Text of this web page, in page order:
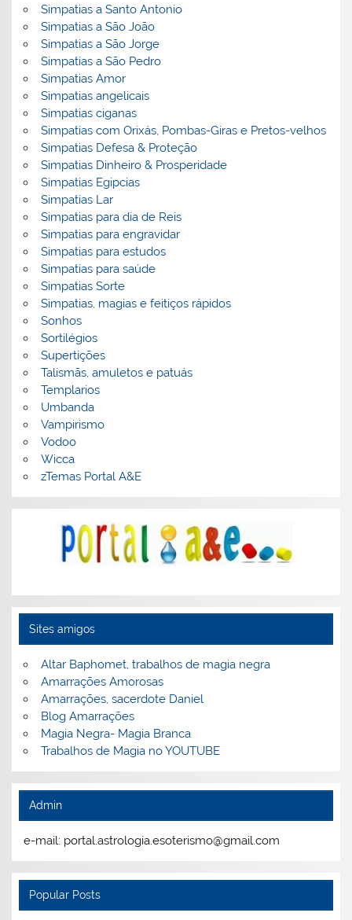
Simpatias a Santo Antonio
Simpatias a São João
Simpatias a São Jorge
Simpatias a São Pedro
Simpatias Amor
Simpatias angelicais
Simpatias ciganas
Simpatias com Orixás, Pombas-Giras e Pretos-velhos
Simpatias Defesa & Proteção
Simpatias Dinheiro & Prosperidade
Simpatias Egipcias
Simpatias Lar
Simpatias para dia de Reis
Simpatias para engravidar
Simpatias para estudos
Simpatias para saúde
Simpatias Sorte
Simpatias, magias e feitiços rápidos
Sonhos
Sortilégios
Supertições
Talismãs, amuletos e patuás
Templarios
Umbanda
Vampirismo
Vodoo
Wicca
zTemas Portal A&E
Sites amigos
Altar Baphomet, trabalhos de magia negra
Amarrações Amorosas
Amarrações, sacerdote Daniel
Blog Amarrações
Magia Negra- Magia Branca
Trabalhos de Magia no YOUTUBE
Admin
e-mail: portal.astrologia.esoterismo@gmail.com
Popular Posts